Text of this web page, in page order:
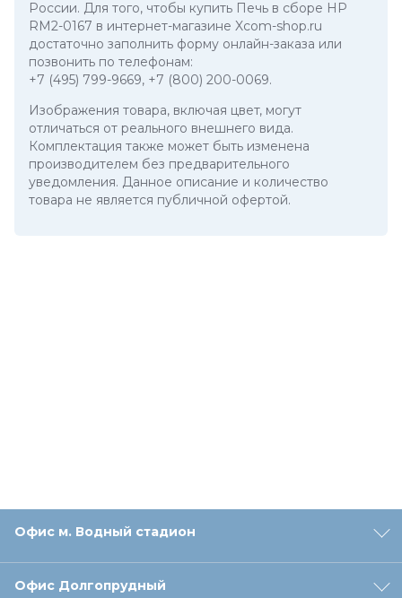
России. Для того, чтобы купить Печь в сборе HP
RM2-0167 в интернет-магазине Xcom-shop.ru
достаточно заполнить форму онлайн-заказа или
позвонить по телефонам:
+7 (495) 799-9669, +7 (800) 200-0069.
Изображения товара, включая цвет, могут
отличаться от реального внешнего вида.
Комплектация также может быть изменена
производителем без предварительного
уведомления. Данное описание и количество
товара не является публичной офертой.
Офис м. Водный стадион
Офис Долгопрудный